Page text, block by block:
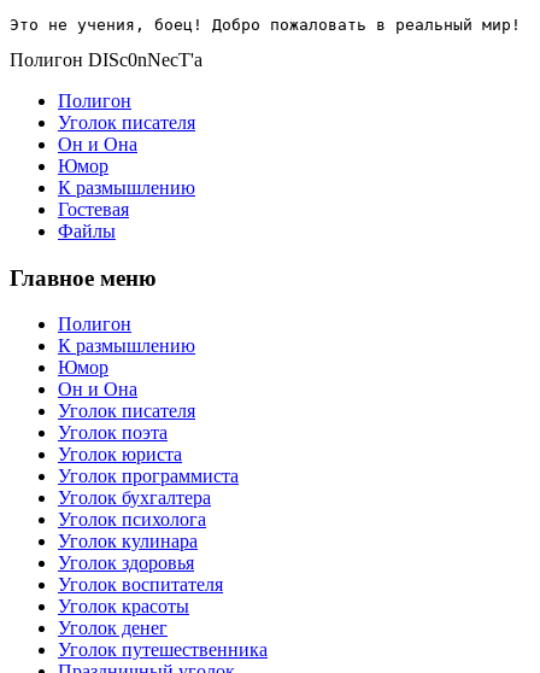
Это не учения, боец! Добро пожаловать в реальный мир!
Полигон DISc0nNecT'a
Полигон
Уголок писателя
Он и Она
Юмор
К размышлению
Гостевая
Файлы
Главное меню
Полигон
К размышлению
Юмор
Он и Она
Уголок писателя
Уголок поэта
Уголок юриста
Уголок программиста
Уголок бухгалтера
Уголок психолога
Уголок кулинара
Уголок здоровья
Уголок воспитателя
Уголок красоты
Уголок денег
Уголок путешественника